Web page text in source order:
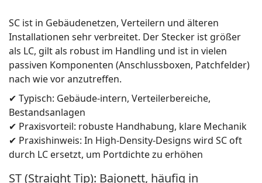
SC ist in Gebäudenetzen, Verteilern und älteren
Installationen sehr verbreitet. Der Stecker ist größer
als LC, gilt als robust im Handling und ist in vielen
passiven Komponenten (Anschlussboxen, Patchfelder)
nach wie vor anzutreffen.
✔ Typisch: Gebäude-intern, Verteilerbereiche,
Bestandsanlagen
✔ Praxisvorteil: robuste Handhabung, klare Mechanik
✔ Praxishinweis: In High-Density-Designs wird SC oft
durch LC ersetzt, um Portdichte zu erhöhen
ST (Straight Tip): Bajonett, häufig in